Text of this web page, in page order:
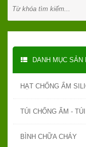
DANH MỤC SẢN
HẠT CHỐNG ẨM
TÚI CHỐNG ẨM -
BÌNH CHỮA CHÁY